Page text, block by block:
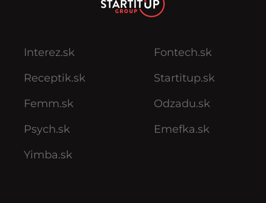
Interez.sk
Receptik.sk
Femm.sk
Psych.sk
Yimba.sk
Fontech.sk
Startitup.sk
Odzadu.sk
Emefka.sk